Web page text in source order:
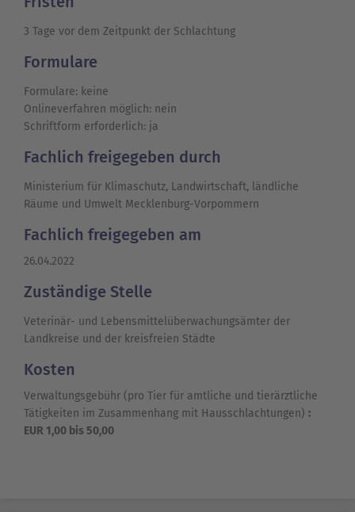
3 Tage vor dem Zeitpunkt der Schlachtung
Formulare
Formulare: keine
Onlineverfahren möglich: nein
Schriftform erforderlich: ja
Fachlich freigegeben durch
Ministerium für Klimaschutz, Landwirtschaft, ländliche
Räume und Umwelt Mecklenburg-Vorpommern
Fachlich freigegeben am
26.04.2022
Zuständige Stelle
Veterinär- und Lebensmittelüberwachungsämter der
Landkreise und der kreisfreien Städte
Kosten
Verwaltungsgebühr (pro Tier für amtliche und tierärztliche
Tätigkeiten im Zusammenhang mit Hausschlachtungen) :
EUR 1,00 bis 50,00